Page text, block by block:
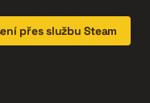
přes službu Steam